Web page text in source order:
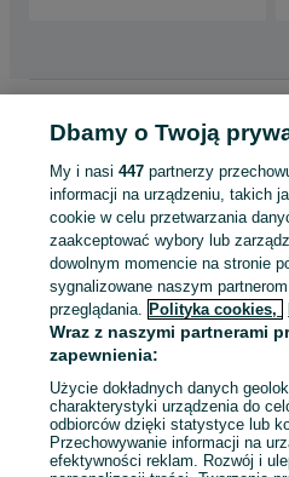
Wielkopolskie
Osobowe - Pleszew
KATEGORIA
ID:381023755
Zadzwoń / SMS
Dbamy o Twoją
My i nasi447 partnerzy
informacji na urządzeniu, takich
cookie w celu przetwarzania
zaakceptować wybory lub
dowolnym momencie na stronie
sygnalizowane naszym
przeglądania. Polityka cookies,
Wraz z naszymi partnerami
zapewnienia:
Użycie dokładnych danych
charakterystyki urządzenia do
odbiorców dzięki statystyce lub
Przechowywanie informacji na
efektywności reklam. Rozwój i